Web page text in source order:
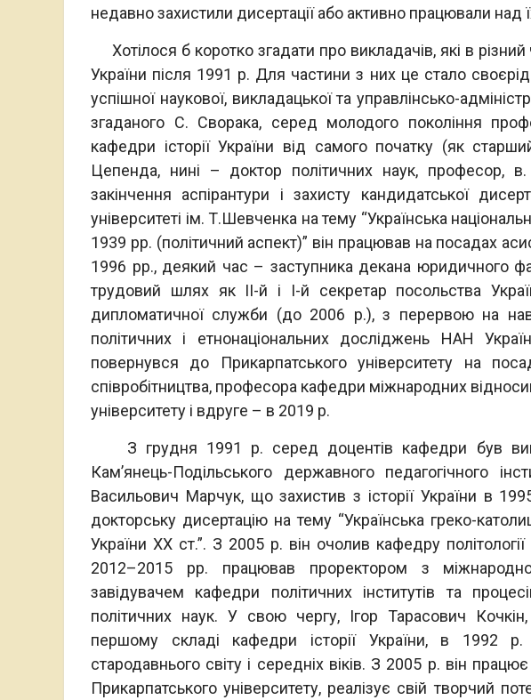
недавно захистили дисертації або активно працювали над
Хотілося б коротко згадати про викладачів, які в різний
України після 1991 р. Для частини з них це стало
успішної наукової, викладацької та управлінсько-
згаданого С. Сворака, серед молодого покоління
кафедри історії України від самого початку (як
Цепенда, нині – доктор політичних наук, професор, в.
закінчення аспірантури і захисту кандидатської
університеті ім. Т.Шевченка на тему “Українська
1939 рр. (політичний аспект)” він працював на посадах
1996 рр., деякий час – заступника декана юридичного
трудовий шлях як ІІ-й і І-й секретар посольства
дипломатичної служби (до 2006 р.), з перервою на
політичних і етнонаціональних досліджень НАН
повернувся до Прикарпатського університету на
співробітництва, професора кафедри міжнародних
університету і вдруге – в 2019 р.
З грудня 1991 р. серед доцентів кафедри був
Кам’янець-Подільського державного педагогічного
Васильович Марчук, що захистив з історії України в
докторську дисертацію на тему “Українська греко-
України ХХ ст.”. З 2005 р. він очолив кафедру
2012–2015 рр. працював проректором з
завідувачем кафедри політичних інститутів та
політичних наук. У свою чергу, Ігор Тарасович
першому складі кафедри історії України, в 1992
стародавнього світу і середніх віків. З 2005 р. він працює
Прикарпатського університету, реалізує свій творчий